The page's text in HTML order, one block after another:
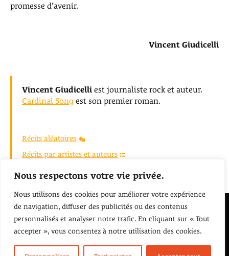
Nous respectons votre vie privée.
Nous utilisons des cookies pour améliorer votre expérience
de navigation, diffuser des publicités ou des contenus
personnalisés et analyser notre trafic. En cliquant sur « Tout
accepter », vous consentez à notre utilisation des cookies.
promesse d’avenir.
Vincent Giudicelli
Récits aléatoires
Récits par artistes et auteurs
Vincent Giudicelli est journaliste rock et auteur.
Cardinal Song est son premier roman.
Écoutons Nos pochettes